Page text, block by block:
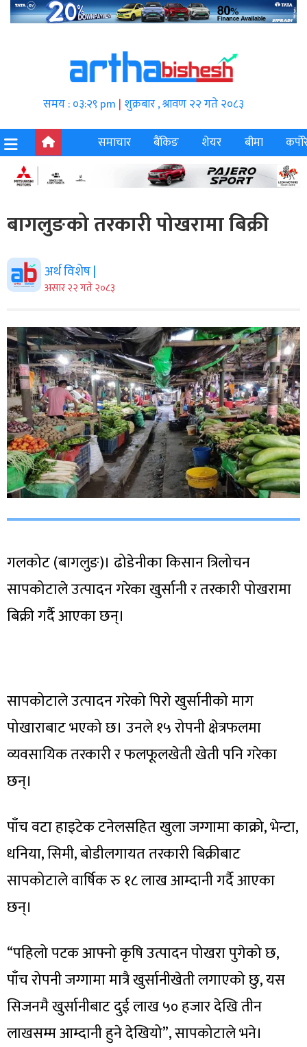
समय : ०३:२९ pm | शुक्रबार , श्रावण २२ गते २०८३
समाचार
बैंकिङ शेयर बीमा
बागलुङको तरकारी पोखरामा बिक्री
अर्थ विशेष |
असार २२ गते २०८३
गलकोट (बागलुङ)। ढोडेनीका किसान त्रिलोचन
सापकोटाले उत्पादन गरेका खुर्सानी र तरकारी पोखरामा
बिक्री गर्दै आएका छन्।
सापकोटाले उत्पादन गरेको पिरो खुर्सानीको माग
पोखाराबाट भएको छ। उनले १५ रोपनी क्षेत्रफलमा
व्यवसायिक तरकारी र फलफूलखेती खेती पनि गरेका
छन्।
पाँच वटा हाइटेक टनेलसहित खुला जग्गामा काक्रो, भेन्टा,
धनिया, सिमी, बोडीलगायत तरकारी बिक्रीबाट
सापकोटाले वार्षिक रु १८ लाख आम्दानी गर्दै आएका
छन्।
“पहिलो पटक आफ्नो कृषि उत्पादन पोखरा पुगेको छ,
पाँच रोपनी जग्गामा मात्रै खुर्सानीखेती लगाएको छु, यस
सिजनमै खुर्सानीबाट दुई लाख ५० हजार देखि तीन
लाखसम्म आम्दानी हुने देखियो”, सापकोटाले भने।